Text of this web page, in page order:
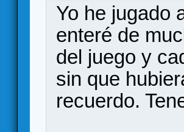
Yo he jugado
enteré de
del juego y
sin que
recuerdo.